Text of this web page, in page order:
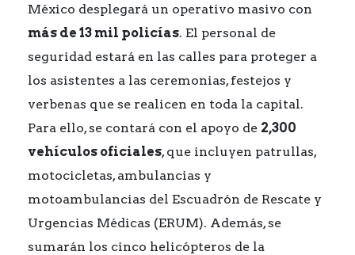
México desplegará un operativo masivo con
más de 13 mil policías. El personal de
seguridad estará en las calles para proteger a
los asistentes a las ceremonias, festejos y
verbenas que se realicen en toda la capital.
Para ello, se contará con el apoyo de 2,300
vehículos oficiales, que incluyen patrullas,
motocicletas, ambulancias y
motoambulancias del Escuadrón de Rescate y
Urgencias Médicas (ERUM). Además, se
sumarán los cinco helicópteros de la